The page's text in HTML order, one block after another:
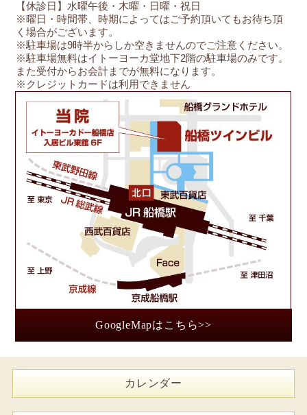
【休診日】水曜午後・木曜・日曜・祝日
※曜日・時間帯、時期によってはご予約頂いてもお待ち頂
く場合がございます。
※駐車場は9時半からしか空きませんのでご注意ください。
※駐車場無料はイトーヨーカ堂地下2階の駐車場のみです。
また受付からお会計までが無料になります。
※クレジットカードは利用できません
GoogleMapはこちら>>
カレンダー